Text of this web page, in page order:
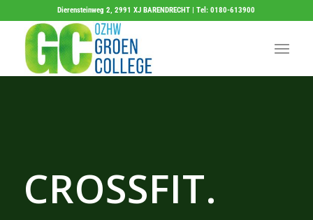
Dierensteinweg 2, 2991 XJ BARENDRECHT | Tel: 0180-613900
CROSSFIT.